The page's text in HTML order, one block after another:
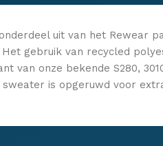
uit van het Rewear
gebruik van recycled
van onze bekende S280,
sweater is opgeruwd voor